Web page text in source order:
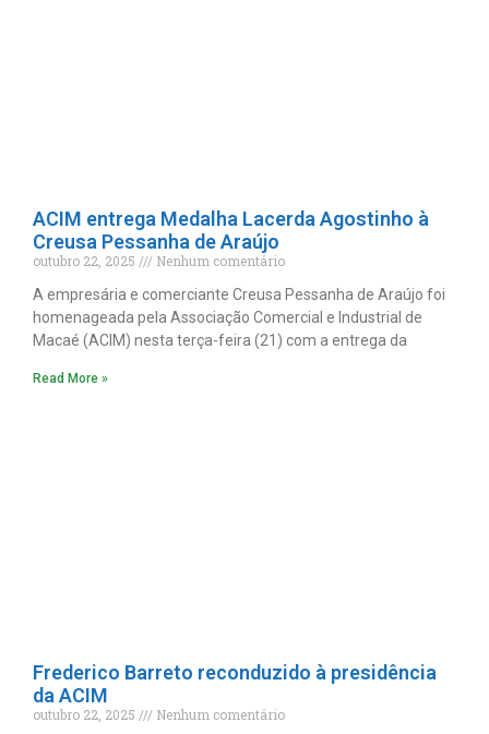
ACIM entrega Medalha Lacerda Agostinho à
Creusa Pessanha de Araújo
outubro 22, 2025
Nenhum comentário
A empresária e comerciante Creusa Pessanha de Araújo foi
homenageada pela Associação Comercial e Industrial de
Macaé (ACIM) nesta terça-feira (21) com a entrega da
Read More »
Frederico Barreto reconduzido à presidência
da ACIM
outubro 22, 2025
Nenhum comentário